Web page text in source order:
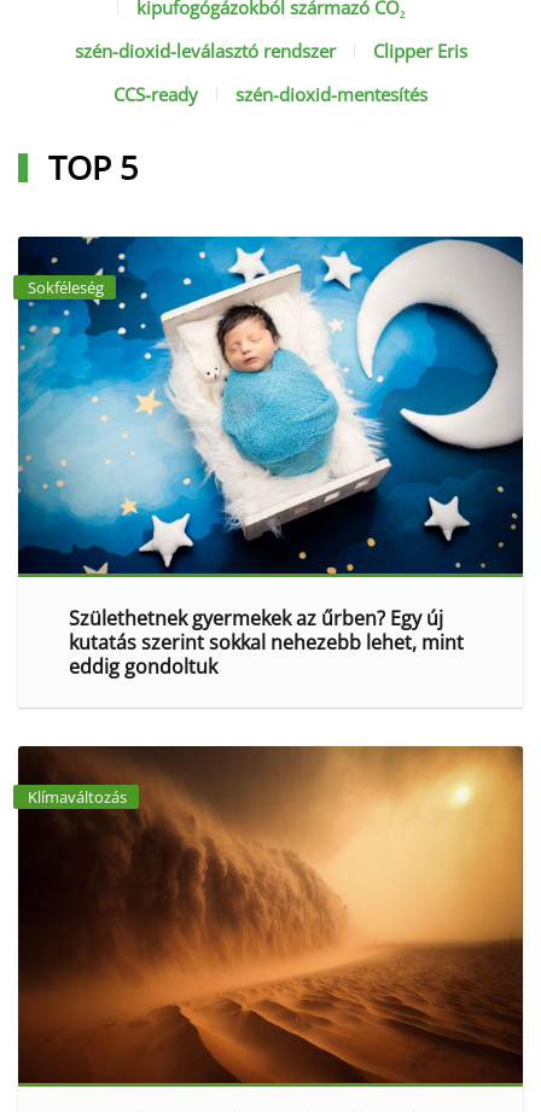
kipufogógázokból származó CO₂
szén-dioxid-leválasztó rendszer
Clipper Eris
CCS-ready
szén-dioxid-mentesítés
TOP 5
Sokféleség
Születhetnek gyermekek az űrben? Egy új
kutatás szerint sokkal nehezebb lehet, mint
eddig gondoltuk
Klímaváltozás